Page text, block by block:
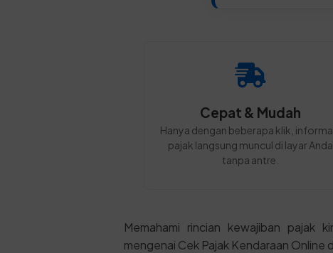
Cepat & Mudah
Hanya dengan beberapa klik,
pajak langsung muncul di layar Anda
tanpa antre.
Memahami rincian kewajiban pajak
mengenai Cek Pajak Kendaraan